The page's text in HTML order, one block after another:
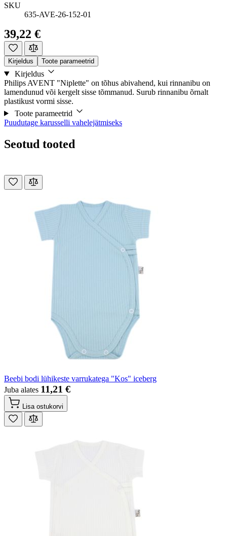
SKU
635-AVE-26-152-01
39,22 €
Kirjeldus Toote parameetrid
Kirjeldus
Philips AVENT "Niplette" on tõhus abivahend, kui rinnanibu on
lamendunud või kergelt sisse tõmmanud. Surub rinnanibu õrnalt
plastikust vormi sisse.
Toote parameetrid
Puudutage karusselli vahelejätmiseks
Seotud tooted
Beebi bodi lühikeste varrukatega "Kos" iceberg
Juba alates 11,21 €
Lisa ostukorvi